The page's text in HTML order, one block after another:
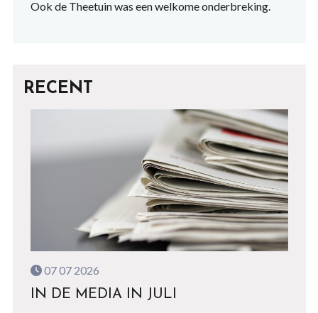
Ook de Theetuin was een welkome onderbreking.
RECENT
07 07 2026
IN DE MEDIA IN JULI